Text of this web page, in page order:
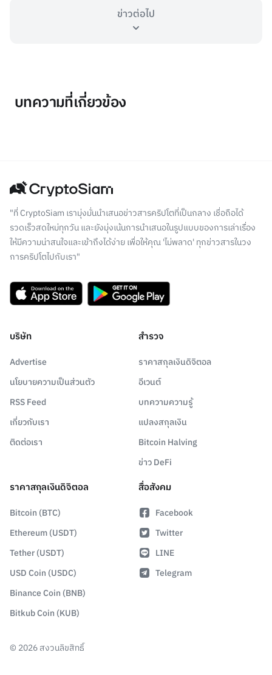
ข่าวต่อไป
บทความที่เกี่ยวข้อง
"ที่ CryptoSiam เรามุ่งมั่นนำเสนอข่าวสารคริปโตที่เป็นกลาง เชื่อถือได้
รวดเร็วสดใหม่ทุกวัน และยังมุ่งเน้นการนำเสนอในรูปแบบของการเล่าเรื่อง
ให้มีความน่าสนใจและเข้าถึงได้ง่าย เพื่อให้คุณ 'ไม่พลาด' ทุกข่าวสารในวง
การคริปโตไปกับเรา"
บริษัท
Advertise
นโยบายความเป็นส่วนตัว
RSS Feed
เกี่ยวกับเรา
ติดต่อเรา
สำรวจ
ราคาสกุลเงินดิจิตอล
อีเวนต์
บทความความรู้
แปลงสกุลเงิน
Bitcoin Halving
ข่าว DeFi
ราคาสกุลเงินดิจิตอล
Bitcoin (BTC)
Ethereum (USDT)
Tether (USDT)
USD Coin (USDC)
Binance Coin (BNB)
Bitkub Coin (KUB)
สื่อสังคม
Facebook
Twitter
LINE
Telegram
© 2026สงวนลิขสิทธิ์